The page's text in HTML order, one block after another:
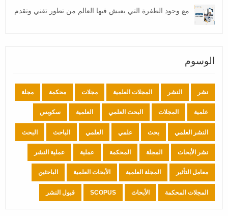
مع وجود الطفرة التي يعيش فيها العالم من تطور تقني وتقدم
الوسوم
نشر النشر المجلات العلمية مجلات محكمة مجلة
علمية المجلات البحث العلمي العلمية سكوبس
النشر العلمي بحث علمي العلمي الباحث البحث
نشر الأبحاث المجلة المحكمة عملية عملية النشر
معامل التأثير المجلة العلمية الأبحاث العلمية الباحثين
المجلات المحكمة الأبحاث SCOPUS قبول النشر